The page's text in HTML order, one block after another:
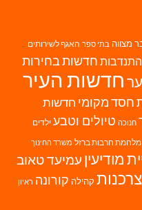
מצווה בתי ספר האגף לשירותים
התנדבות חדשות בחירות
חדשות העיר
חסד מקומי חדשות
חנוכה טיולים וטבע ילדים
מלחמת חרבות ברזל משרד החינוך
מודיעין עמיעד טאוב
צרכנות קהילה קורונה ראיון